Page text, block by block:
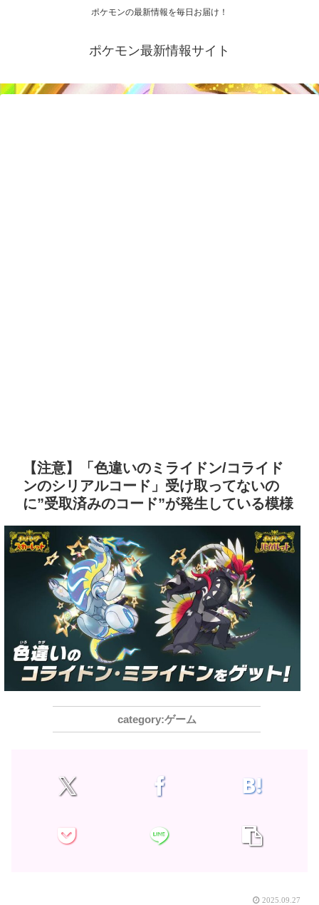
ポケモンの最新情報を毎日お届け！
ポケモン最新情報サイト
【注意】「色違いのミライドン/コライド
ンのシリアルコード」受け取ってないの
に”受取済みのコード”が発生している模様
ゲーム
2025.09.27